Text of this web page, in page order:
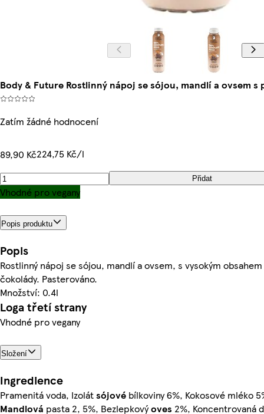
Body & Future Rostlinný nápoj se sójou, mandlí a ovsem
Zatím žádné hodnocení
89,90 Kč224,75 Kč/l
Přidat
Vhodné pro vegany
Popis produktu
Popis
Rostlinný nápoj se sójou, mandlí a ovsem, s vysokým
čokolády. Pasterováno.
Množství: 0.4l
Loga třetí strany
Vhodné pro vegany
Složení
Ingredience
Pramenitá voda, Izolátsójové bílkoviny 6%, Kokosové mléko
Mandlová pasta 2, 5%, Bezlepkovýoves 2%, Koncentrovaná